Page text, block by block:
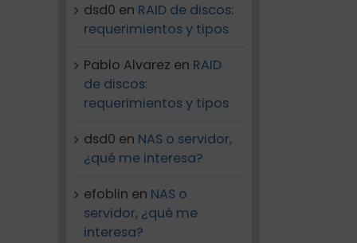
dsd0 en RAID de discos:
requerimientos y tipos
Pablo Alvarez en RAID
de discos:
requerimientos y tipos
dsd0 en NAS o servidor,
¿qué me interesa?
efoblin en NAS o
servidor, ¿qué me
interesa?